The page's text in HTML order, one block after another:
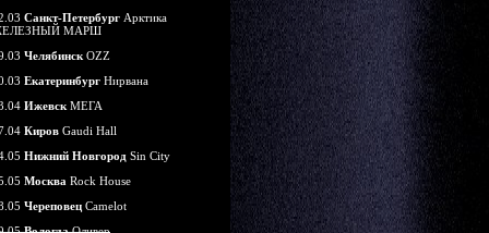
Санкт-Петербург Арктика
МАРШ
Челябинск OZZ
Екатеринбург Нирвана
Ижевск МЕГА
Киров Gaudi Hall
Нижний Новгород Sin City
Москва Rock House
Череповец Camelot